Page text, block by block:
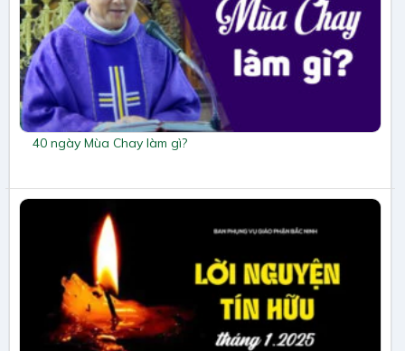
40 ngày Mùa Chay làm gì?